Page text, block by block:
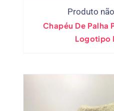
Produto
Chapéu De Palha
Logotipo